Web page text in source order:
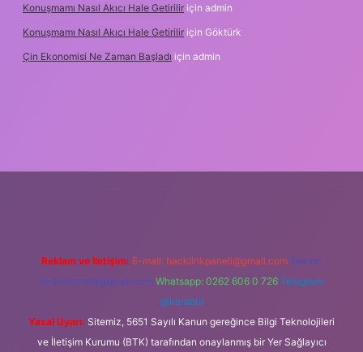
Konuşmamı Nasıl Akıcı Hale Getirilir için admin
Konuşmamı Nasıl Akıcı Hale Getirilir için Göktürk
Çin Ekonomisi Ne Zaman Başladı için admin
Reklam ve İletişim: E-mail: backlinkpaneli@gmail.com Teams:
forumhizmeti@gmail.com Whatsapp: 0262 606 0 726 Telegram:
@karabul
Yasal Uyarı: Sitemiz, 5651 Sayılı Kanun gereğince Bilgi Teknolojileri
ve İletişim Kurumu (BTK) tarafından onaylanmış bir Yer Sağlayıcı